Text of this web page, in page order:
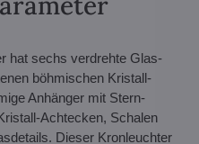
hat sechs verdrehte Glas-
böhmischen Kristall-
Anhänger mit Stern-
Achtecken, Schalen
Dieser Kronleuchter